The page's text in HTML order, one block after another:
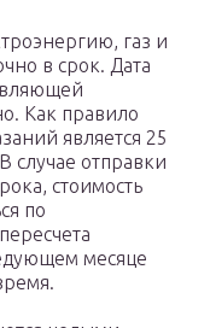
газ и
в срок. Дата
Как правило
является 25
случае отправки
стоимость
по
месяце